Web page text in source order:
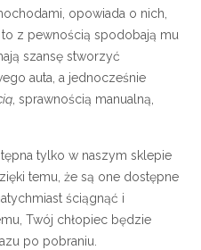
opowiada o nich,
to z pewnością spodobają mu
szansę stworzyć
auta, a jednocześnie
, sprawnością manualną,
tylko w naszym sklepie
temu, że są one dostępne
ściągnąć i
Twój chłopiec będzie
po pobraniu.